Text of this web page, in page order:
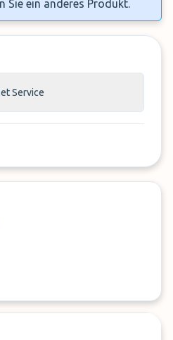
Sie ein anderes Produkt.
Service